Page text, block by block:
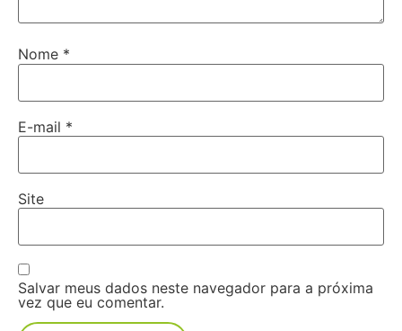
Nome *
E-mail *
Site
Salvar meus dados neste navegador para a próxima
vez que eu comentar.